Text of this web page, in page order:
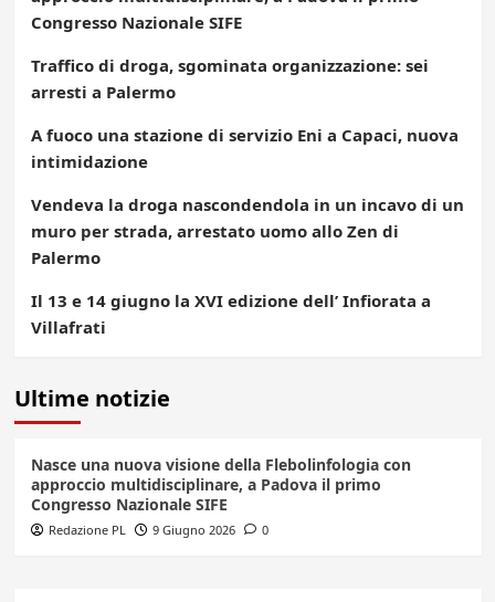
Congresso Nazionale SIFE
Traffico di droga, sgominata organizzazione: sei
arresti a Palermo
A fuoco una stazione di servizio Eni a Capaci, nuova
intimidazione
Vendeva la droga nascondendola in un incavo di un
muro per strada, arrestato uomo allo Zen di
Palermo
Il 13 e 14 giugno la XVI edizione dell’ Infiorata a
Villafrati
Ultime notizie
Nasce una nuova visione della Flebolinfologia con
approccio multidisciplinare, a Padova il primo
Congresso Nazionale SIFE
Redazione PL 9 Giugno 2026 0